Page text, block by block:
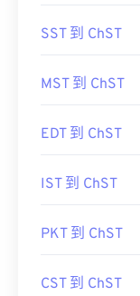
SST 到 ChST
MST 到 ChST
EDT 到 ChST
IST 到 ChST
PKT 到 ChST
CST 到 ChST